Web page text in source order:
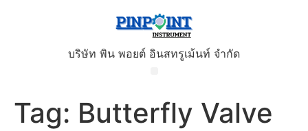
บริษัท พิน พอยต์ อินสทรูเม้นท์ จำกัด
Tag: Butterfly Valve